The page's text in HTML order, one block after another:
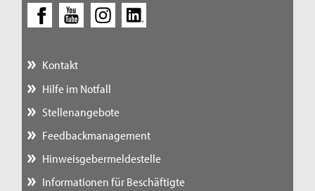
Kontakt
Hilfe im Notfall
Stellenangebote
Feedbackmanagement
Hinweisgebermeldestelle
Informationen für Beschäftigte